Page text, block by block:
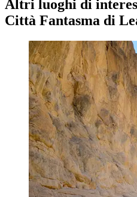
Altri luoghi di
Città Fantasma di